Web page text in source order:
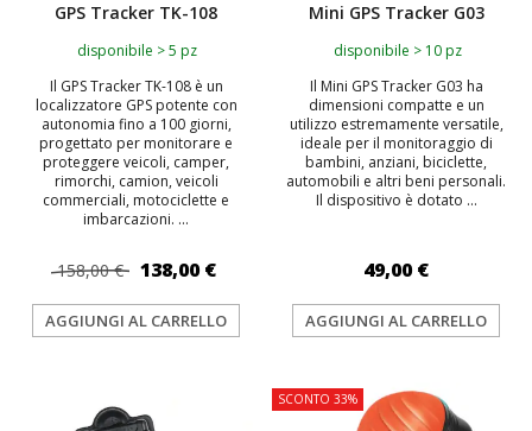
GPS Tracker TK-108
disponibile > 5 pz
Il GPS Tracker TK-108 è un
localizzatore GPS potente con
autonomia fino a 100 giorni,
progettato per monitorare e
proteggere veicoli, camper,
rimorchi, camion, veicoli
commerciali, motociclette e
imbarcazioni. ...
158,00 € 138,00 €
AGGIUNGI AL CARRELLO
Mini GPS Tracker G03
disponibile > 10 pz
Il Mini GPS Tracker G03 ha
dimensioni compatte e un
utilizzo estremamente versatile,
ideale per il monitoraggio di
bambini, anziani, biciclette,
automobili e altri beni personali.
Il dispositivo è dotato ...
49,00 €
AGGIUNGI AL CARRELLO
SCONTO 33%